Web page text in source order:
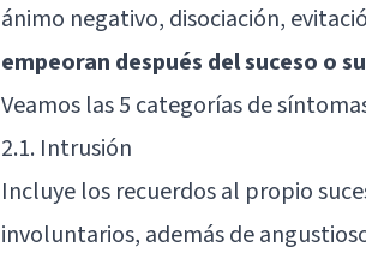
ánimo negativo, disociación,
empeoran después del suceso o
Veamos las 5 categorías de
2.1. Intrusión
Incluye los recuerdos al propio
involuntarios, además de